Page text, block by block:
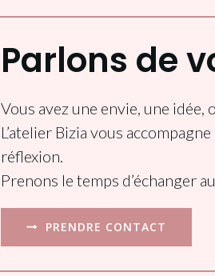
Parlons de
Vous avez une envie, une
L’atelier Bizia vous
réflexion.
Prenons le temps d’échanger
PRENDRE CONTACT